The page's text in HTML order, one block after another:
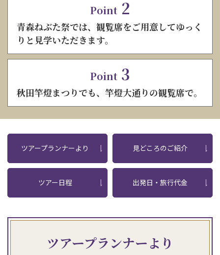
Point 2
青森ねぶた祭では、観覧席をご用意してゆっく
りと見学いただきます。
Point 3
秋田竿燈まつりでも、竿燈大通りの観覧席で。
ツアープランナーより 見どころのご紹介
ツアー日程 出発日・旅行代金
ツアープランナーより